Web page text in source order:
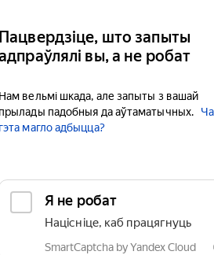
Пацвердзіце, што запыты
вы, а не робат
Нам вельмі шкада, але запыты з вашай
прылады падобныя да аўтаматычных.
гэта магло адбыцца?
Я не робат
Націсніце, каб працягнуць
SmartCaptcha by Yandex Cloud